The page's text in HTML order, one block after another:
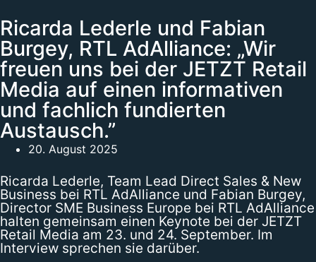
Ricarda Lederle und Fabian
Burgey, RTL AdAlliance: „Wir
freuen uns bei der JETZT Retail
Media auf einen informativen
und fachlich fundierten
Austausch.”
20. August 2025
Ricarda Lederle, Team Lead Direct Sales & New
Business bei RTL AdAlliance und Fabian Burgey,
Director SME Business Europe bei RTL AdAlliance
halten gemeinsam einen Keynote bei der JETZT
Retail Media am 23. und 24. September. Im
Interview sprechen sie darüber.